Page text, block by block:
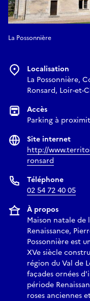
La Possonnière
Localisation
La Possonnière,
Ronsard, Loir-et-
Accès
Parking à
Site internet
http://
ronsard
Téléphone
02 54 72 40 05
À propos
Maison natale de
Renaissance,
Possonnière est
XVe siècle
région du Val de
façades ornées
période
roses anciennes